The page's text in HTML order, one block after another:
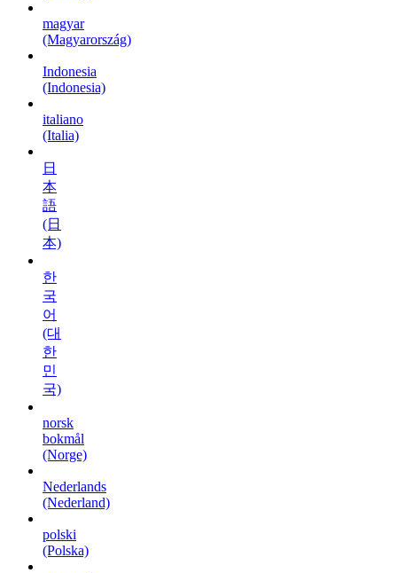
magyar
(Magyarország)
Indonesia
(Indonesia)
italiano
(Italia)
日
本
語
(日
本)
한
국
어
(대
한
민
국)
norsk
bokmål
(Norge)
Nederlands
(Nederland)
polski
(Polska)